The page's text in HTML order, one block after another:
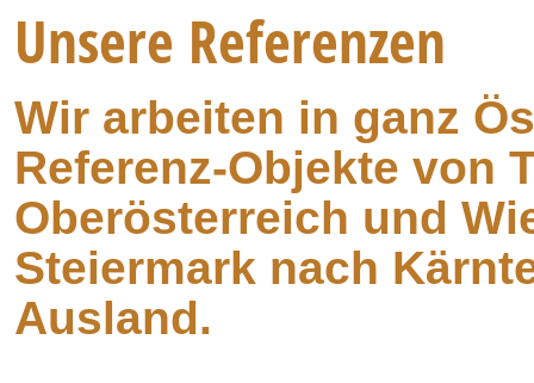
Unsere Referenzen
Wir arbeiten in ganz
Referenz-Objekte von
Oberösterreich und
Steiermark nach
Ausland.